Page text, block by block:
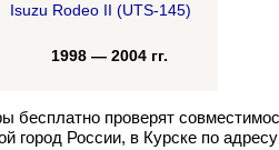
Isuzu Rodeo II (UTS-145)
1998 — 2004 гг.
бесплатно проверят
России, в Курске по